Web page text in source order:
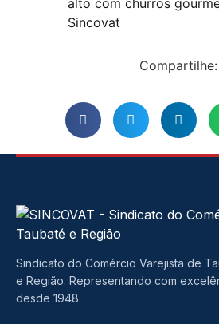
alto com churros
Sincovat
Compartilhe:
Sindicato do Comércio Varejista de
e Região. Representando com
desde 1948.